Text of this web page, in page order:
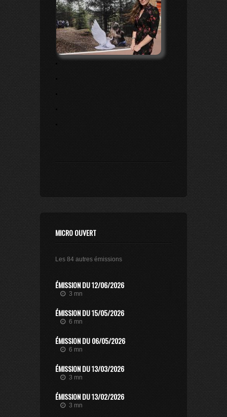
.
.
.
.
.
MICRO OUVERT
Les 84 autres émissions
ÉMISSION DU 12/06/2026
3 mn
ÉMISSION DU 15/05/2026
6 mn
ÉMISSION DU 06/05/2026
6 mn
ÉMISSION DU 13/03/2026
3 mn
ÉMISSION DU 13/02/2026
3 mn